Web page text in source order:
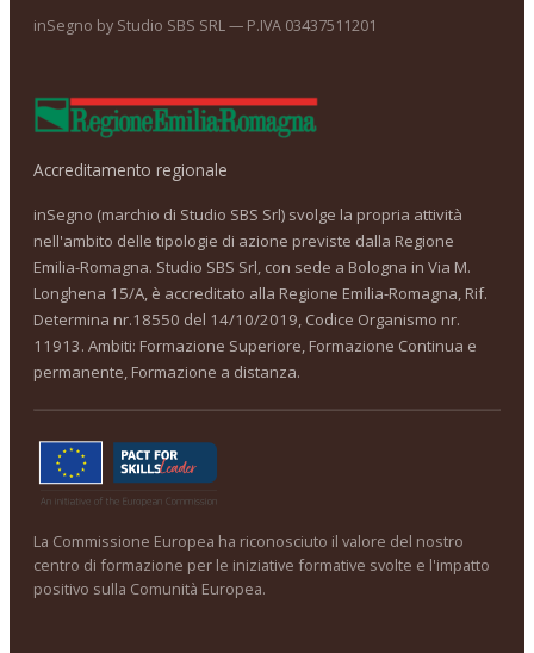
inSegno by Studio SBS SRL — P.IVA 03437511201
Accreditamento regionale
inSegno (marchio di Studio SBS Srl) svolge la propria attività
nell'ambito delle tipologie di azione previste dalla Regione
Emilia-Romagna. Studio SBS Srl, con sede a Bologna in Via M.
Longhena 15/A, è accreditato alla Regione Emilia-Romagna, Rif.
Determina nr.18550 del 14/10/2019, Codice Organismo nr.
11913. Ambiti: Formazione Superiore, Formazione Continua e
permanente, Formazione a distanza.
La Commissione Europea ha riconosciuto il valore del nostro
centro di formazione per le iniziative formative svolte e l'impatto
positivo sulla Comunità Europea.